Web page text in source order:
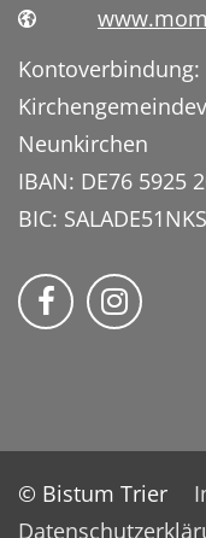
Kontoverbindung:
Neunkirchen
IBAN: DE76 5925
BIC: SALADE51NKS
momentum
© Bistum Trier